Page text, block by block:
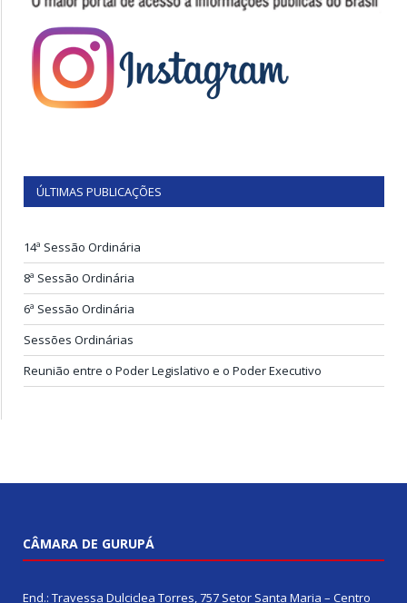
ÚLTIMAS PUBLICAÇÕES
14ª Sessão Ordinária
8ª Sessão Ordinária
6ª Sessão Ordinária
Sessões Ordinárias
Reunião entre o Poder Legislativo e o Poder Executivo
CÂMARA DE GURUPÁ
End.: Travessa Dulciclea Torres, 757 Setor Santa Maria – Centro